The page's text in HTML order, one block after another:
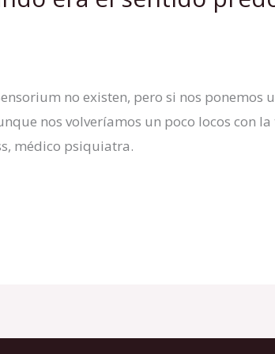
no existen, pero si nos ponemos
nos volveríamos un poco locos con
médico psiquiatra.